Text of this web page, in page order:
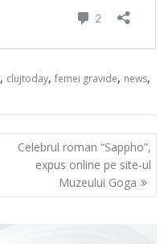
, clujtoday,femei gravide, news,
Celebrul roman “Sappho”,
expus online pe site-ul
Muzeului Goga